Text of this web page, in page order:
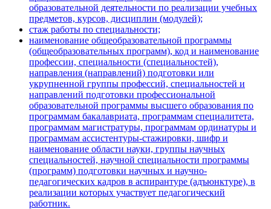
образовательной деятельности по реализации учебных
предметов, курсов, дисциплин (модулей);
стаж работы по специальности;
наименование общеобразовательной программы
(общеобразовательных программ), код и наименование
профессии, специальности (специальностей),
направления (направлений) подготовки или
укрупненной группы профессий, специальностей и
направлений подготовки профессиональной
образовательной программы высшего образования по
программам бакалавриата, программам специалитета,
программам магистратуры, программам ординатуры и
программам ассистентуры-стажировки, шифр и
наименование области науки, группы научных
специальностей, научной специальности программы
(программ) подготовки научных и научно-
педагогических кадров в аспирантуре (адъюнктуре), в
реализации которых участвует педагогический
работник.